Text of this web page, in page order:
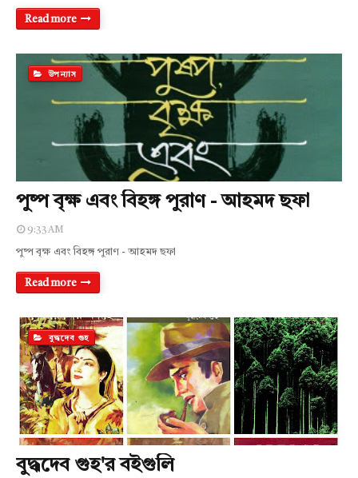
Read more
উপন্যাস
পুষ্প বৃক্ষ এবং বিহঙ্গ পুরাণ - আহমদ ছফা
9:33 AM
পুষ্প বৃক্ষ এবং বিহঙ্গ পুরাণ - আহমদ ছফা
Read more
বুদ্ধদেব গুহ
বুদ্ধদেব গুহ'র বইগুলি